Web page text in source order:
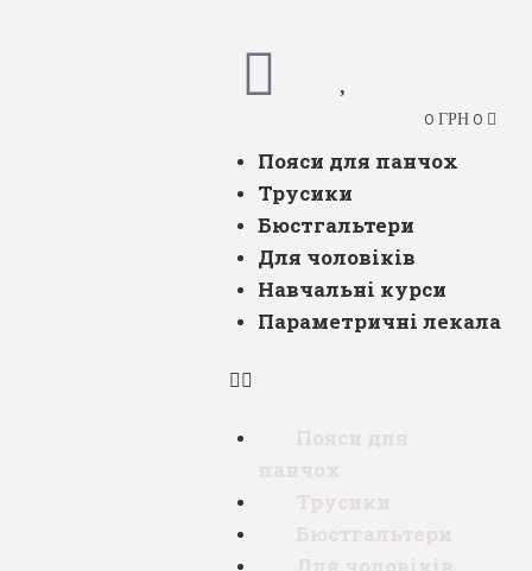
0 ГРН 0
Пояси для панчох
Трусики
Бюстгальтери
Для чоловіків
Навчальні курси
Параметричні лекала